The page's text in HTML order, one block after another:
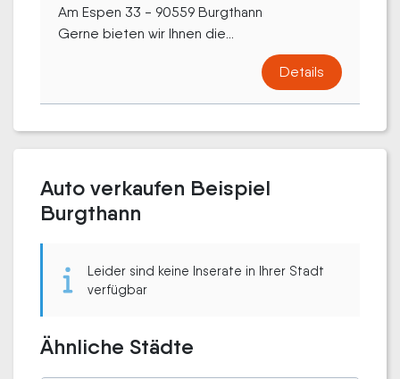
Am Espen 33 - 90559 Burgthann
Gerne bieten wir Ihnen die...
Details
Auto verkaufen Beispiel
Burgthann
Leider sind keine Inserate in Ihrer Stadt
verfügbar
Ähnliche Städte